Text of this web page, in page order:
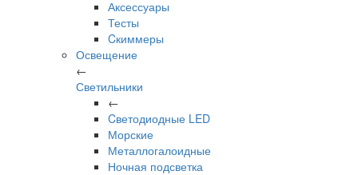
Аксессуары
Тесты
Cкиммеры
Освещение
←
Светильники
←
Cветодиодные LED
Морские
Металлогалоидные
Ночная подсветка